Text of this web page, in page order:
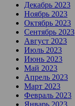
Декабрь 2023
Ноябрь 2023
Октябрь 2023
Сентябрь 2023
Август 2023
Июль 2023
Июнь 2023
Май 2023
Апрель 2023
Март 2023
Февраль 2023
Январь 2023